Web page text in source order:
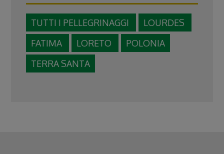
TUTTI I PELLEGRINAGGI
LOURDES
FATIMA
LORETO
POLONIA
TERRA SANTA